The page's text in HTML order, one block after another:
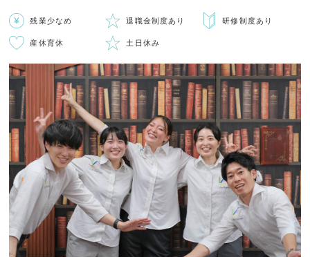
残業少なめ 退職金制度あり 研修制度あり
産休育休 土日休み